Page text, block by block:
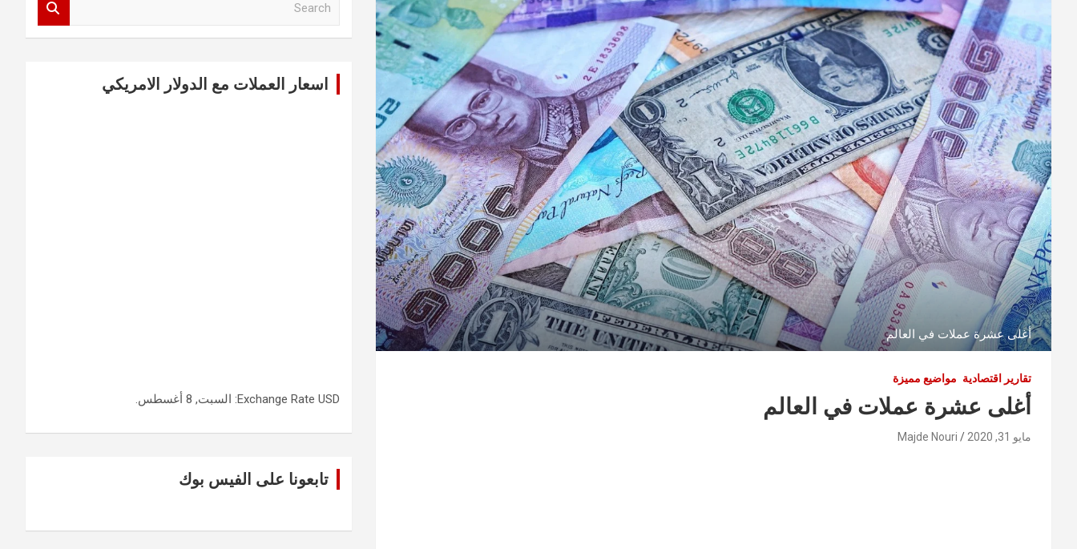
أغلى عشرة عملات في العالم
تقارير اقتصادية مواضيع مميزة
أغلى عشرة عملات في العالم
مايو 31, 2020 Majde Nouri
اسعار العملات مع الدولار الامريكي
Exchange Rate USD : السبت, 8 أغسطس.
تابعونا على الفيس بوك